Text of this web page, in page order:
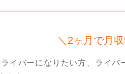
＼2ヶ月で月